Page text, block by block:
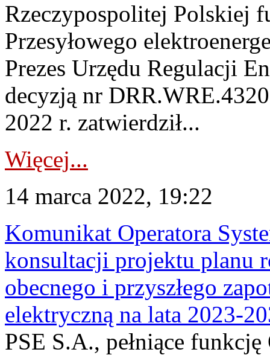
Rzeczypospolitej Polskiej
Przesyłowego
Prezes Urzędu Regulacji
decyzją nr
2022 r. zatwierdził...
Więcej...
14 marca 2022, 19:22
Komunikat Operatora
konsultacji projektu planu
obecnego i przyszłego
elektryczną na lata 2023-
PSE S.A., pełniące